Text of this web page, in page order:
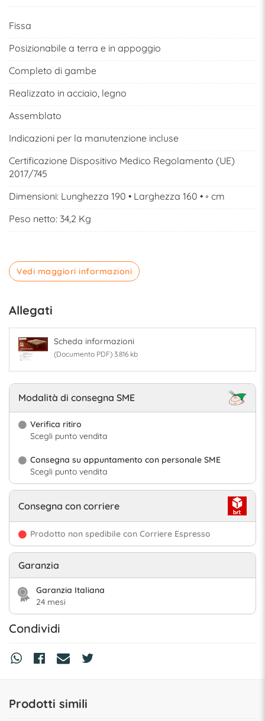
Fissa
Posizionabile a terra e in appoggio
Completo di gambe
Realizzato in acciaio, legno
Assemblato
Indicazioni per la manutenzione incluse
Certificazione Dispositivo Medico Regolamento (UE)
2017/745
Dimensioni: Lunghezza 190 • Larghezza 160 • ◦ cm
Peso netto: 34,2 Kg
Vedi maggiori informazioni
Allegati
Scheda informazioni
(Documento PDF) 3.816 kb
Modalità di consegna SME
Verifica ritiro
Scegli punto vendita
Consegna su appuntamento con personale SME
Scegli punto vendita
Consegna con corriere
Prodotto non spedibile con Corriere Espresso
Garanzia
Garanzia Italiana
24 mesi
Condividi
Prodotti simili